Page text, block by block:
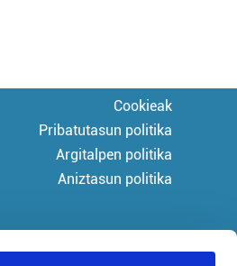
Cookieak
Pribatutasun politika
Argitalpen politika
Aniztasun politika